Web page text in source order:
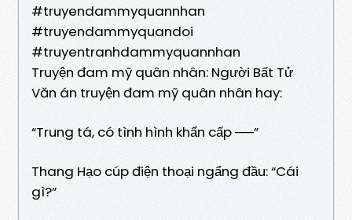
#truyendammyquannhan
#truyendammyquandoi
#truyentranhdammyquannhan
Truyện đam mỹ quân nhân: Người Bất Tử
Văn án truyện đam mỹ quân nhân hay:
“Trung tá, có tình hình khẩn cấp ──”
Thang Hạo cúp điện thoại ngẩng đầu: “Cái
gì?”